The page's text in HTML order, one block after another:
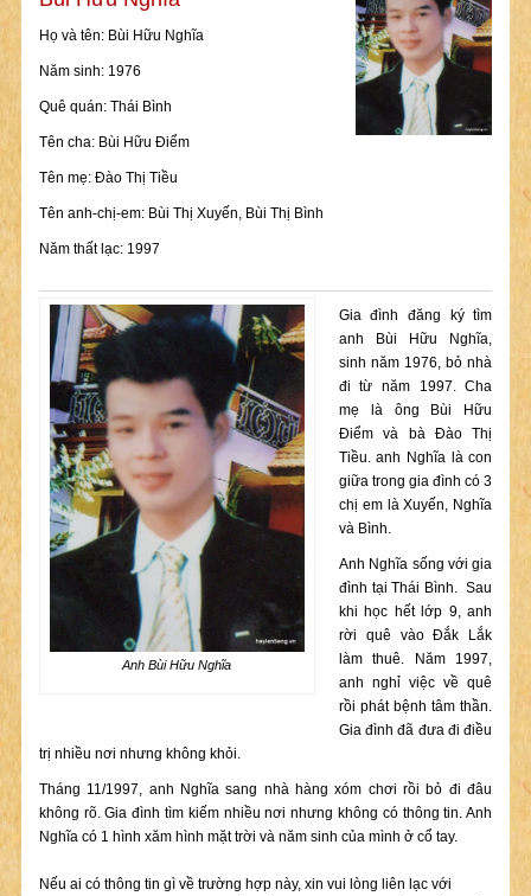
Họ và tên: Bùi Hữu Nghĩa
Năm sinh: 1976
Quê quán: Thái Bình
Tên cha: Bùi Hữu Điểm
Tên mẹ: Đào Thị Tiều
Tên anh-chị-em: Bùi Thị Xuyến, Bùi Thị Bình
Năm thất lạc: 1997
Anh Bùi Hữu Nghĩa
Gia đình đăng ký tìm
anh Bùi Hữu Nghĩa,
sinh năm 1976, bỏ nhà
đi từ năm 1997. Cha
mẹ là ông Bùi Hữu
Điểm và bà Đào Thị
Tiều. anh Nghĩa là con
giữa trong gia đình có 3
chị em là Xuyến, Nghĩa
và Bình.
Anh Nghĩa sống với gia
đình tại Thái Bình. Sau
khi học hết lớp 9, anh
rời quê vào Đắk Lắk
làm thuê. Năm 1997,
anh nghỉ việc về quê
rồi phát bệnh tâm thần.
Gia đình đã đưa đi điều
trị nhiều nơi nhưng không khỏi.
Tháng 11/1997, anh Nghĩa sang nhà hàng xóm chơi rồi bỏ đi đâu
không rõ. Gia đình tìm kiếm nhiều nơi nhưng không có thông tin. Anh
Nghĩa có 1 hình xăm hình mặt trời và năm sinh của mình ở cổ tay.
Nếu ai có thông tin gì về trường hợp này, xin vui lòng liên lạc với